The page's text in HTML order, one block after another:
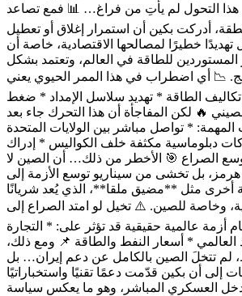
هذا التحول لم يأتِ من فراغ… 📊 فمع تصاعد
أدركت بكين أن استمرار إغلاق أو تعطيل
خطيرًا لمصالحها الاقتصادية، خاصة أن
المستوردين للطاقة في العالم، وتعتمد بشكل
📉 أي اضطراب في هذا الممر الحيوي يعني
الطاقة * تهديد سلاسل الإمداد * ضغط
🔥 لكن المفاجأة أن هذا التحرك جاء بعد
* تواصل مباشر بين الولايات المتحدة
دبلوماسية مكثفة خلف الكواليس * إدراك
الصراع 🎯 الأخطر من ذلك… أن الصين لا
بل تخشى من سيناريو توسع الأزمة إلى
أخرى مثل **مضيق ملقا**، الذي يُعد شريانًا
وخاصة للصين. ⚠️ تخيل لو امتد الصراع إلى
عالمية حقيقية قد تؤثر على: * التجارة
العالمي * أسعار النفط والطاقة 📌 ومع ذلك،
لم تتخلَ الصين بالكامل عن دعم إيران… بل
إلى أن بكين قدّمت دعمًا تقنيًا واستخباراتيًا
العسكري المباشر، وهو ما يعكس سياسة